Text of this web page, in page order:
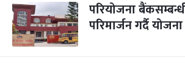
परियोजना
परिमार्जन गर्दै